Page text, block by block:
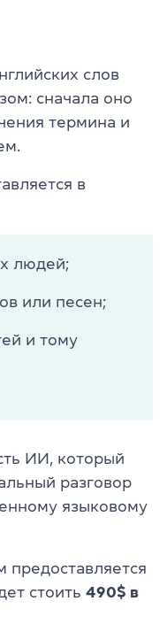
слов
сначала оно
термина и
в
людей;
или песен;
и тому
ИИ, который
разговор
языковому
предоставляется
стоить 490$ в